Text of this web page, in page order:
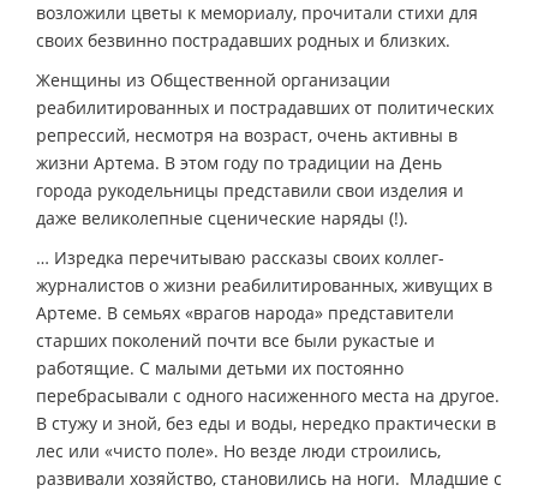
возложили цветы к мемориалу, прочитали стихи для
своих безвинно пострадавших родных и близких.
Женщины из Общественной организации
реабилитированных и пострадавших от политических
репрессий, несмотря на возраст, очень активны в
жизни Артема. В этом году по традиции на День
города рукодельницы представили свои изделия и
даже великолепные сценические наряды (!).
… Изредка перечитываю рассказы своих коллег-
журналистов о жизни реабилитированных, живущих в
Артеме. В семьях «врагов народа» представители
старших поколений почти все были рукастые и
работящие. С малыми детьми их постоянно
перебрасывали с одного насиженного места на другое.
В стужу и зной, без еды и воды, нередко практически в
лес или «чисто поле». Но везде люди строились,
развивали хозяйство, становились на ноги. Младшие с